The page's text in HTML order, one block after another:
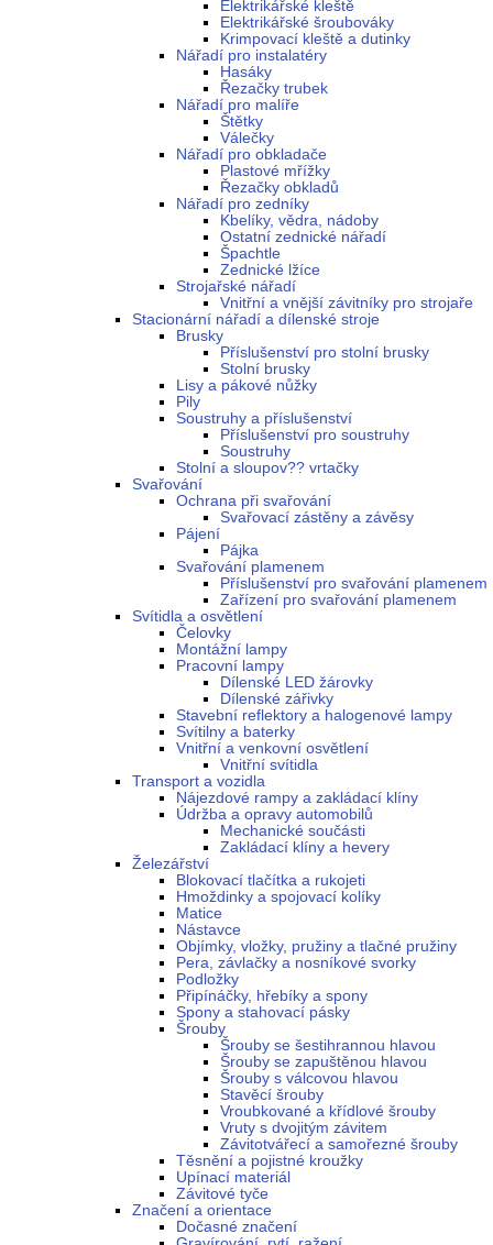
Elektrikářské kleště
Elektrikářské šroubováky
Krimpovací kleště a dutinky
Nářadí pro instalatéry
Hasáky
Řezačky trubek
Nářadí pro malíře
Štětky
Válečky
Nářadí pro obkladače
Plastové mřížky
Řezačky obkladů
Nářadí pro zedníky
Kbelíky, vědra, nádoby
Ostatní zednické nářadí
Špachtle
Zednické lžíce
Strojařské nářadí
Vnitřní a vnější závitníky pro strojaře
Stacionární nářadí a dílenské stroje
Brusky
Příslušenství pro stolní brusky
Stolní brusky
Lisy a pákové nůžky
Pily
Soustruhy a příslušenství
Příslušenství pro soustruhy
Soustruhy
Stolní a sloupov?? vrtačky
Svařování
Ochrana při svařování
Svařovací zástěny a závěsy
Pájení
Pájka
Svařování plamenem
Příslušenství pro svařování plamenem
Zařízení pro svařování plamenem
Svítidla a osvětlení
Čelovky
Montážní lampy
Pracovní lampy
Dílenské LED žárovky
Dílenské zářivky
Stavební reflektory a halogenové lampy
Svítilny a baterky
Vnitřní a venkovní osvětlení
Vnitřní svítidla
Transport a vozidla
Nájezdové rampy a zakládací klíny
Údržba a opravy automobilů
Mechanické součásti
Zakládací klíny a hevery
Železářství
Blokovací tlačítka a rukojeti
Hmoždinky a spojovací kolíky
Matice
Nástavce
Objímky, vložky, pružiny a tlačné pružiny
Pera, závlačky a nosníkové svorky
Podložky
Připínáčky, hřebíky a spony
Spony a stahovací pásky
Šrouby
Šrouby se šestihrannou hlavou
Šrouby se zapuštěnou hlavou
Šrouby s válcovou hlavou
Stavěcí šrouby
Vroubkované a křídlové šrouby
Vruty s dvojitým závitem
Závitotvářecí a samořezné šrouby
Těsnění a pojistné kroužky
Upínací materiál
Závitové tyče
Značení a orientace
Dočasné značení